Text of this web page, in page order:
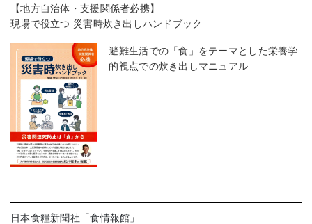
【地方自治体・支援関係者必携】
現場で役立つ 災害時炊き出しハンドブック
避難生活での「食」をテーマとした栄養学
的視点での炊き出しマニュアル
日本食糧新聞社「食情報館」